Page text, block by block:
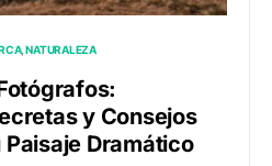
NATURALEZA
y Consejos
Dramático